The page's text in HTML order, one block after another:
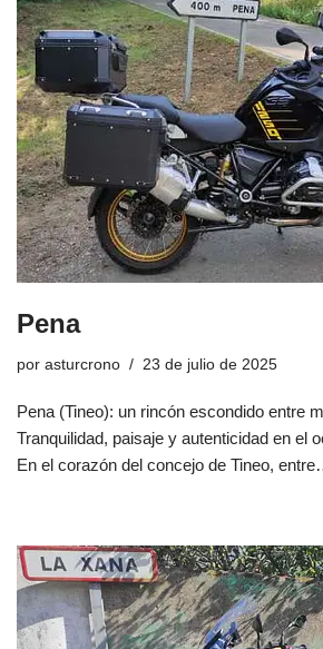
Pena
por asturcrono 23 de julio de 2025
Pena (Tineo): un rincón escondido entre
Tranquilidad, paisaje y autenticidad en el
En el corazón del concejo de Tineo,